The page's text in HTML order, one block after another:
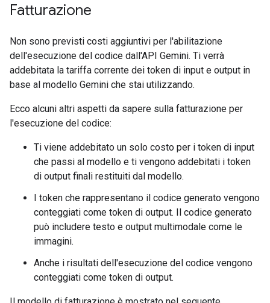
Fatturazione
Non sono previsti costi aggiuntivi per l'abilitazione
dell'esecuzione del codice dall'API Gemini. Ti verrà
addebitata la tariffa corrente dei token di input e output in
base al modello Gemini che stai utilizzando.
Ecco alcuni altri aspetti da sapere sulla fatturazione per
l'esecuzione del codice:
Ti viene addebitato un solo costo per i token di input
che passi al modello e ti vengono addebitati i token
di output finali restituiti dal modello.
I token che rappresentano il codice generato vengono
conteggiati come token di output. Il codice generato
può includere testo e output multimodale come le
immagini.
Anche i risultati dell'esecuzione del codice vengono
conteggiati come token di output.